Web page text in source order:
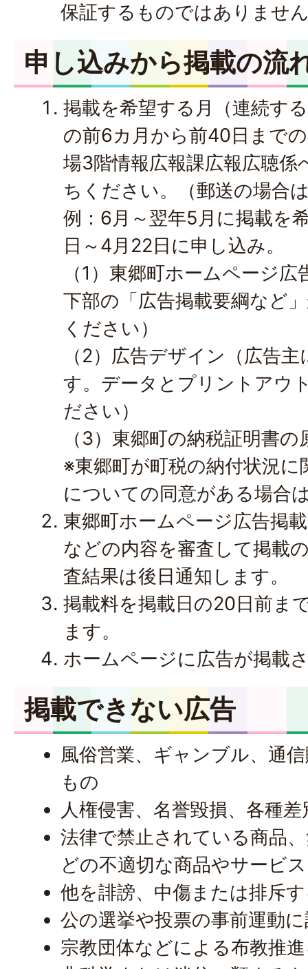
保証するものではありませ
申し込みから掲載の流
掲載を希望する月（連続す
の前6カ月から前40日まで
場3階情報広報課広報広聴係
ちください。（郵送の場合
例：6月～翌年5月に掲載を
日～4月22日に申し込み。
（1）東郷町ホームページ
下部の「広告掲載要綱など
ください）
（2）広告デザイン（広告
す。データとプリントアウ
ださい）
（3）東郷町の納税証明書の
※東郷町が町税の納付状況
についての同意がある場合
東郷町ホームページ広告掲
などの内容を審査して掲載
査結果は後日通知します。
掲載料を掲載日の20日前ま
ます。
ホームページに広告が掲載
掲載できない広告
風俗営業、ギャンブル、通
もの
人権侵害、名誉毀損、各種
法律で禁止されている商品
どの不適切な商品やサービ
他を誹謗、中傷または排斥
公の選挙や投票の事前運動
宗教団体などによる布教推